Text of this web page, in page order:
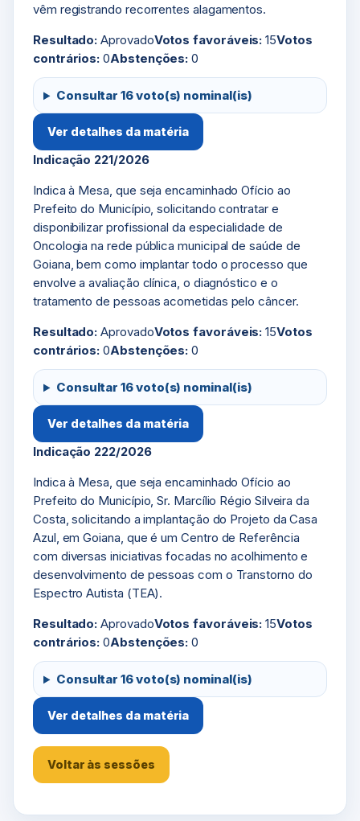
vêm registrando recorrentes alagamentos.
Resultado: AprovadoVotos favoráveis: 15Votos
contrários: 0Abstenções: 0
Consultar 16 voto(s) nominal(is)
Ver detalhes da matéria
Indicação 221/2026
Indica à Mesa, que seja encaminhado Ofício ao
Prefeito do Município, solicitando contratar e
disponibilizar profissional da especialidade de
Oncologia na rede pública municipal de saúde de
Goiana, bem como implantar todo o processo que
envolve a avaliação clínica, o diagnóstico e o
tratamento de pessoas acometidas pelo câncer.
Resultado: AprovadoVotos favoráveis: 15Votos
contrários: 0Abstenções: 0
Consultar 16 voto(s) nominal(is)
Ver detalhes da matéria
Indicação 222/2026
Indica à Mesa, que seja encaminhado Ofício ao
Prefeito do Município, Sr. Marcílio Régio Silveira da
Costa, solicitando a implantação do Projeto da Casa
Azul, em Goiana, que é um Centro de Referência
com diversas iniciativas focadas no acolhimento e
desenvolvimento de pessoas com o Transtorno do
Espectro Autista (TEA).
Resultado: AprovadoVotos favoráveis: 15Votos
contrários: 0Abstenções: 0
Consultar 16 voto(s) nominal(is)
Ver detalhes da matéria
Voltar às sessões